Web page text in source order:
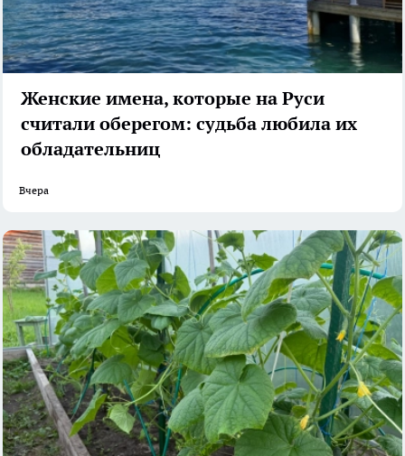
Женские имена, которые на Руси
считали оберегом: судьба любила их
обладательниц
Вчера